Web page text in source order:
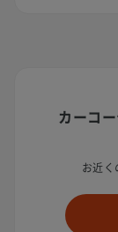
カーコ
お近